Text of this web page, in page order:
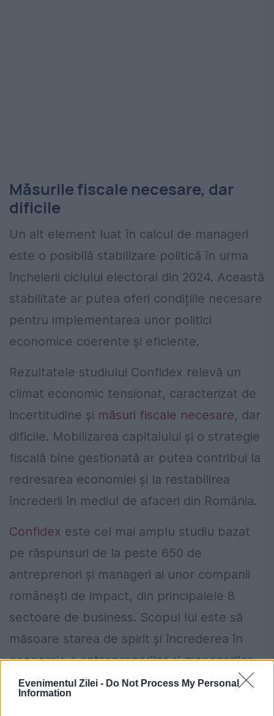
Evenimentul Zilei - Do Not Process My Personal
Information
Măsurile fiscale necesare, dar
dificile
Un alt element luat în calcul de manageri
este o posibilă stabilizare politică în urma
încheierii ciclului electoral din 2024. Această
stabilitate ar putea oferi condițiile necesare
pentru implementarea unor politici
economice coerente și eficiente.
Rezultatele studiului Confidex relevă un
climat economic tensionat, caracterizat de
incertitudine și măsuri fiscale necesare, dar
dificile. Mobilizarea capitalului și o strategie
fiscală bine gestionată ar putea contribui la
redresarea economiei și la restabilirea
încrederii în mediul de afaceri din România.
Confidex este cel mai amplu studiu bazat
pe răspunsuri de la peste 650 de
antreprenori și manageri ai unor companii
românești de impact, din principalele 8
sectoare de business. Scopul lui este să
măsoare starea de spirit și încrederea în
economie a antreprenorilor și managerilor
români.